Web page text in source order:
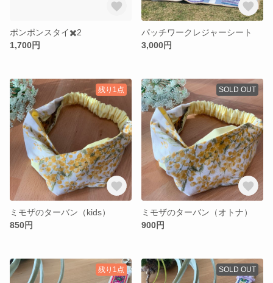
ポンポンスタイ✖️2
1,700円
パッチワークレジャーシート
3,000円
残り1点
ミモザのターバン（kids）
850円
SOLD OUT
ミモザのターバン（オトナ）
900円
残り1点 SOLD OUT